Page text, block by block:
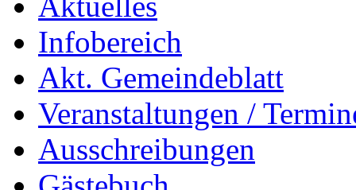
Infobereich
Akt. Gemeindeblatt
Veranstaltungen /
Ausschreibungen